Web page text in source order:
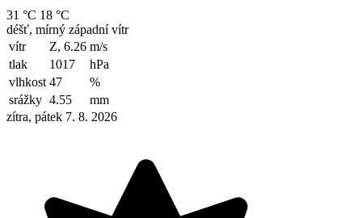
31 °C 18 °C
déšť, mírný západní vítr
vítr
Z, 6.26 m/s
tlak
1017
hPa
vlhkost 47
%
srážky 4.55
mm
zítra, pátek 7. 8. 2026